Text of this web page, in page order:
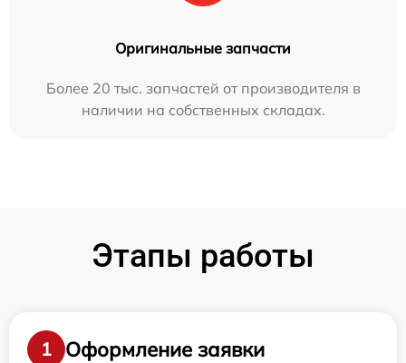
Оригинальные запчасти
Более 20 тыс. запчастей от производителя в
наличии на собственных складах.
Этапы работы
1
Оформление заявки